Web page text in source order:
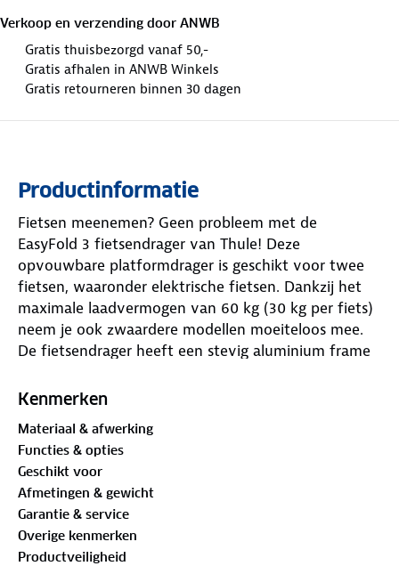
Verkoop en verzending door ANWB
Gratis thuisbezorgd vanaf 50,-
Gratis afhalen in ANWB Winkels
Gratis retourneren binnen 30 dagen
Productinformatie
Fietsen meenemen? Geen probleem met de
EasyFold 3 fietsendrager van Thule! Deze
opvouwbare platformdrager is geschikt voor twee
fietsen, waaronder elektrische fietsen. Dankzij het
maximale laadvermogen van 60 kg (30 kg per fiets)
neem je ook zwaardere modellen moeiteloos mee.
De fietsendrager heeft een stevig aluminium frame
betrouwbare verlichting. Je fietsen staan stevig vast
met de framebevestiging en geïntegreerde sloten.
Met een maximale bandbreedte van 76 mm passen
verschillende fietsmodellen op de drager. Na gebruik
klap je hem eenvoudig in en berg je hem op.
Vervoer je fietsen veilig en makkelijk!
Kenmerken
Materiaal & afwerking
Functies & opties
Geschikt voor
Afmetingen & gewicht
Garantie & service
Overige kenmerken
Productveiligheid